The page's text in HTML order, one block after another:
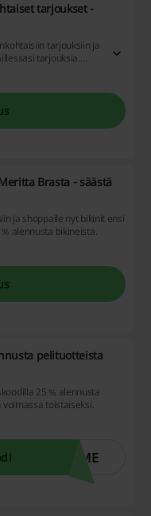
tarjoukset -
tarjouksiin ja
tarjouksia.
Brasta - säästä
ja shoppaile nyt bikinit ensi
alennusta bikineistä.
pelituotteista
25 % alennusta
toistaiseksi.
AME